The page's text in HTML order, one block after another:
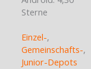
Sterne
Einzel-,
Gemeinschafts-,
Junior-Depots